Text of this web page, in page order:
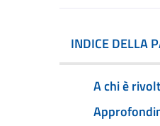
INDICE DELLA
A chi è